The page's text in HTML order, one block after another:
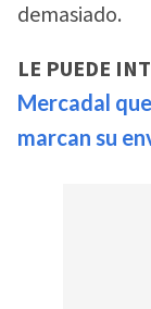
demasiado.
LE PUEDE
Mercadal
marcan su